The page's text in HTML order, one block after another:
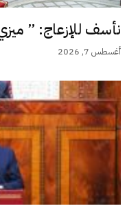
نأسف للإزعاج: ”
أغسطس 7, 2026